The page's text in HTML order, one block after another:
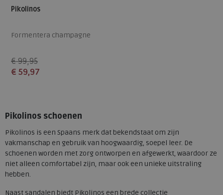
Pikolinos
Formentera champagne
€ 99,95
€ 59,97
Pikolinos schoenen
Pikolinos is een Spaans merk dat bekendstaat om zijn
vakmanschap en gebruik van hoogwaardig, soepel leer. De
schoenen worden met zorg ontworpen en afgewerkt, waardoor ze
niet alleen comfortabel zijn, maar ook een unieke uitstraling
hebben.
Naast sandalen biedt Pikolinos een brede collectie